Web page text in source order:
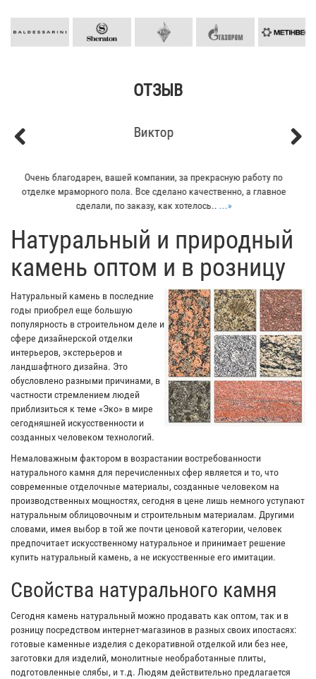
ОТЗЫВ
Кирилл
Мой отец заказывал плитку из гранита для своего дома. Больше
всего понравилось - индивидуальный подход к клиенту. Отец
остался очень доволен......»
​Натуральный и природный
камень оптом и в розницу
Натуральный камень в последние
годы приобрел еще большую
популярность в строительном деле и
сфере дизайнерской отделки
интерьеров, экстерьеров и
ландшафтного дизайна. Это
обусловлено разными причинами, в
частности стремлением людей
приблизиться к теме «Эко» в мире
сегодняшней искусственности и
созданных человеком технологий.
Немаловажным фактором в возрастании востребованности
натурального камня для перечисленных сфер является и то, что
современные отделочные материалы, созданные человеком на
производственных мощностях, сегодня в цене лишь немного уступают
натуральным облицовочным и строительным материалам. Другими
словами, имея выбор в той же почти ценовой категории, человек
предпочитает искусственному натуральное и принимает решение
купить натуральный камень, а не искусственные его имитации.
Свойства натурального камня
Сегодня камень натуральный можно продавать как оптом, так и в
розницу посредством интернет-магазинов в разных своих ипостасях:
готовые каменные изделия с декоративной отделкой или без нее,
заготовки для изделий, монолитные необработанные плиты,
подготовленные слябы, и т.д. Людям действительно предлагается